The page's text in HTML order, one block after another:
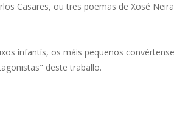
Casares, ou tres poemas de Xosé Neira
infantís, os máis pequenos convértense
deste traballo.